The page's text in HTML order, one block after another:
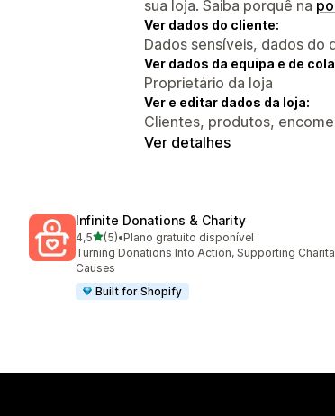
sua loja. Saiba porquê na
Ver dados do cliente:
Dados sensíveis, dados do
Ver dados da equipa e de
Proprietário da loja
Ver e editar dados da loja:
Clientes, produtos,
Ver detalhes
Infinite Donations & Charity
4,5de 5 estrelas
(5)
5 total de avaliações
•Plano gratuito disponível
Turning Donations Into Action, Supporting
Causes
Built for Shopify